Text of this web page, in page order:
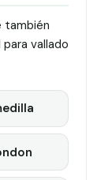
también
vallado